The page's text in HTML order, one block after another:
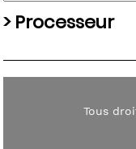
> Processeur
Tous